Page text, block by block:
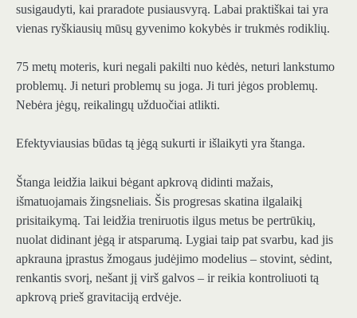
susigaudyti, kai praradote pusiausvyrą. Labai praktiškai tai yra
vienas ryškiausių mūsų gyvenimo kokybės ir trukmės rodiklių.
75 metų moteris, kuri negali pakilti nuo kėdės, neturi lankstumo
problemų. Ji neturi problemų su joga. Ji turi jėgos problemų.
Nebėra jėgų, reikalingų užduočiai atlikti.
Efektyviausias būdas tą jėgą sukurti ir išlaikyti yra štanga.
Štanga leidžia laikui bėgant apkrovą didinti mažais,
išmatuojamais žingsneliais. Šis progresas skatina ilgalaikį
prisitaikymą. Tai leidžia treniruotis ilgus metus be pertrūkių,
nuolat didinant jėgą ir atsparumą. Lygiai taip pat svarbu, kad jis
apkrauna įprastus žmogaus judėjimo modelius – stovint, sėdint,
renkantis svorį, nešant jį virš galvos – ir reikia kontroliuoti tą
apkrovą prieš gravitaciją erdvėje.